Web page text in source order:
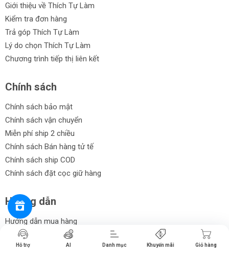
Giới thiệu về Thích Tự Làm
Kiểm tra đơn hàng
Trả góp Thích Tự Làm
Lý do chọn Thích Tự Làm
Chương trình tiếp thị liên kết
Chính sách
Chính sách bảo mật
Chính sách vận chuyển
Miễn phí ship 2 chiều
Chính sách Bán hàng tử tế
Chính sách ship COD
Chính sách đặt cọc giữ hàng
Hướng dẫn
Hướng dẫn mua hàng
Hướng dẫn thanh toán
Trả góp tại Thích Tự Làm
Tiến hành thanh toán
Hỗ trợ AI Danh mục Khuyến mãi Giỏ hàng